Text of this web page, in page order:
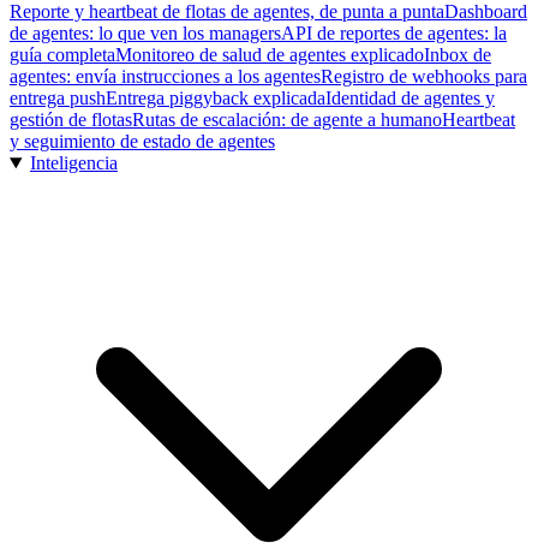
Reporte y heartbeat de flotas de agentes, de punta a puntaDashboard
de agentes: lo que ven los managersAPI de reportes de agentes: la
guía completaMonitoreo de salud de agentes explicadoInbox de
agentes: envía instrucciones a los agentesRegistro de webhooks para
entrega pushEntrega piggyback explicadaIdentidad de agentes y
gestión de flotasRutas de escalación: de agente a humanoHeartbeat
y seguimiento de estado de agentes
Inteligencia